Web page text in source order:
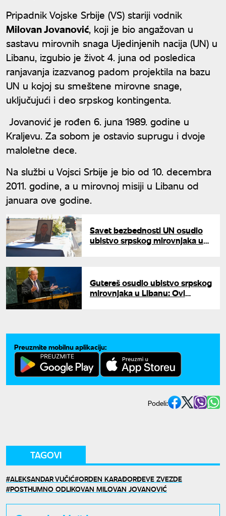
Pripadnik Vojske Srbije (VS) stariji vodnik
Milovan Jovanović, koji je bio angažovan u
sastavu mirovnih snaga Ujedinjenih nacija (UN) u
Libanu, izgubio je život 4. juna od posledica
ranjavanja izazvanog padom projektila na bazu
UN u kojoj su smeštene mirovne snage,
uključujući i deo srpskog kontingenta.
Jovanović je rođen 6. juna 1989. godine u
Kraljevu. Za sobom je ostavio suprugu i dvoje
maloletne dece.
Na službi u Vojsci Srbije je bio od 10. decembra
2011. godine, a u mirovnoj misiji u Libanu od
januara ove godine.
Savet bezbednosti UN osudio
ubistvo srpskog mirovnjaka u
Gutereš osudio ubistvo srpskog
mirovnjaka u Libanu: Ovi
Preuzmite mobilnu aplikaciju:
Podeli:
TAGOVI
ALEKSANDAR VUČIĆ ORDEN KARAĐORĐEVE ZVEZDE
POSTHUMNO ODLIKOVAN MILOVAN JOVANOVIĆ